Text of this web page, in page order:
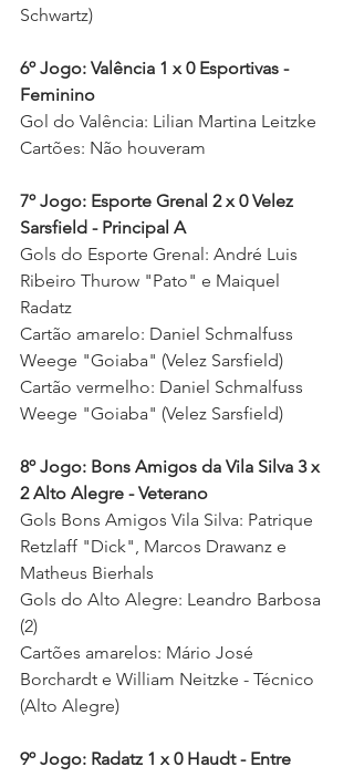
Schwartz)
6º Jogo: Valência 1 x 0 Esportivas -
Feminino
Gol do Valência: Lilian Martina Leitzke
Cartões: Não houveram
7º Jogo: Esporte Grenal 2 x 0 Velez
Sarsfield - Principal A
Gols do Esporte Grenal: André Luis
Ribeiro Thurow "Pato" e Maiquel
Radatz
Cartão amarelo: Daniel Schmalfuss
Weege "Goiaba" (Velez Sarsfield)
Cartão vermelho: Daniel Schmalfuss
Weege "Goiaba" (Velez Sarsfield)
8º Jogo: Bons Amigos da Vila Silva 3 x
2 Alto Alegre - Veterano
Gols Bons Amigos Vila Silva: Patrique
Retzlaff "Dick", Marcos Drawanz e
Matheus Bierhals
Gols do Alto Alegre: Leandro Barbosa
(2)
Cartões amarelos: Mário José
Borchardt e William Neitzke - Técnico
(Alto Alegre)
9º Jogo: Radatz 1 x 0 Haudt - Entre